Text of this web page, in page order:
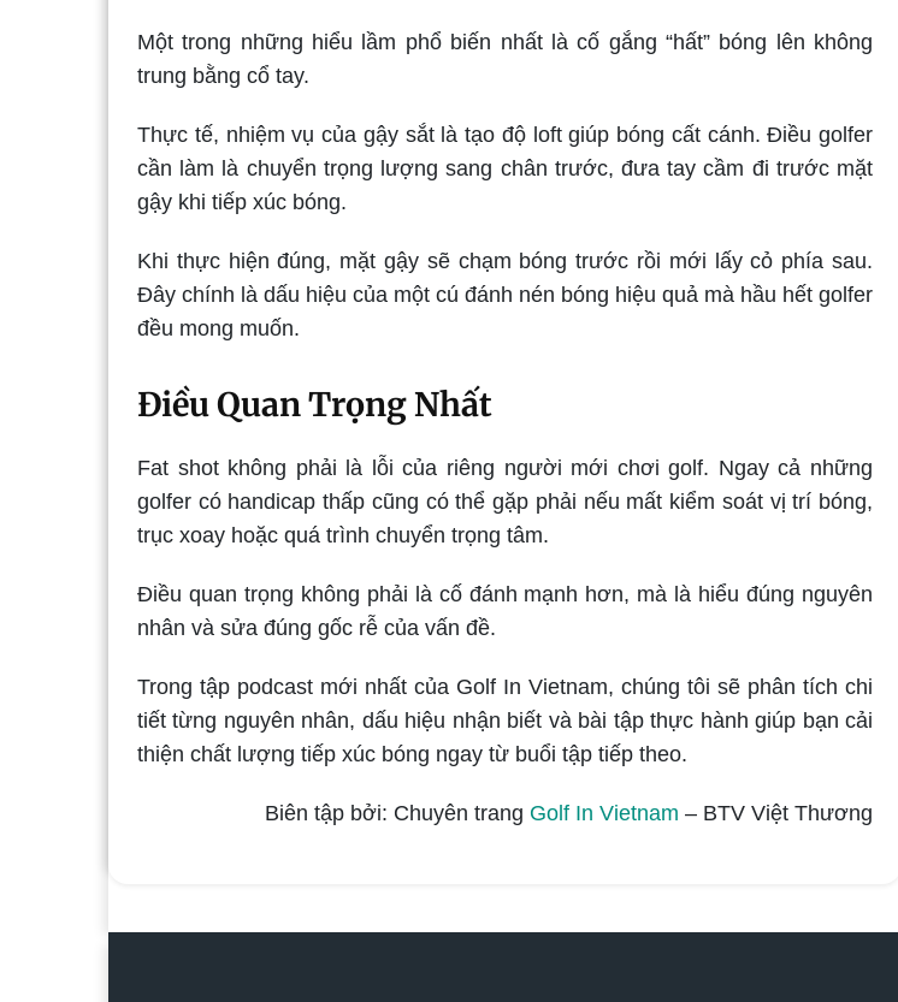
Một trong những hiểu lầm phổ biến nhất là cố gắng “hất” bóng lên không
trung bằng cổ tay.
Thực tế, nhiệm vụ của gậy sắt là tạo độ loft giúp bóng cất cánh. Điều golfer
cần làm là chuyển trọng lượng sang chân trước, đưa tay cầm đi trước mặt
gậy khi tiếp xúc bóng.
Khi thực hiện đúng, mặt gậy sẽ chạm bóng trước rồi mới lấy cỏ phía sau.
Đây chính là dấu hiệu của một cú đánh nén bóng hiệu quả mà hầu hết golfer
đều mong muốn.
Điều Quan Trọng Nhất
Fat shot không phải là lỗi của riêng người mới chơi golf. Ngay cả những
golfer có handicap thấp cũng có thể gặp phải nếu mất kiểm soát vị trí bóng,
trục xoay hoặc quá trình chuyển trọng tâm.
Điều quan trọng không phải là cố đánh mạnh hơn, mà là hiểu đúng nguyên
nhân và sửa đúng gốc rễ của vấn đề.
Trong tập podcast mới nhất của Golf In Vietnam, chúng tôi sẽ phân tích chi
tiết từng nguyên nhân, dấu hiệu nhận biết và bài tập thực hành giúp bạn cải
thiện chất lượng tiếp xúc bóng ngay từ buổi tập tiếp theo.
Biên tập bởi: Chuyên trang Golf In Vietnam – BTV Việt Thương